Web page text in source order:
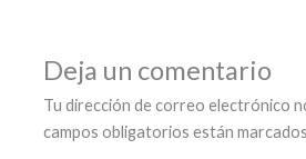
Deja un comentario
Tu dirección de correo electrónico
campos obligatorios están